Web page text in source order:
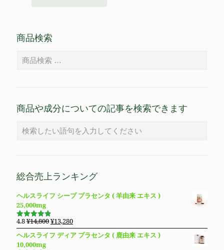
商品検索
商品や成分についての記事を検索できます
総合売上ランキング
ヘルスライフ シープ プラセンタ ( 羊由来 エキス )
25,000mg
5段階で
4.83の評
価
4.8¥14,800元
の
価
¥13,280現
在
の
ヘルスライフ ディア プラセンタ ( 鹿由来 エキス )
10,000mg